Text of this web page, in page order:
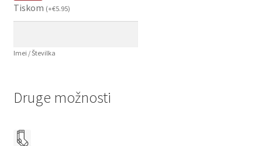
Tiskom (+€5.95)
Imei / Številka
Druge možnosti